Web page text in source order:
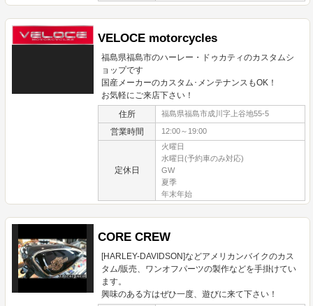
VELOCE motorcycles
福島県福島市のハーレー・ドゥカティのカスタムシ
ョップです
国産メーカーのカスタム･メンテナンスもOK！
お気軽にご来店下さい！
住所 福島県福島市成川字上谷地55-5
営業時間 12:00～19:00
定休日
火曜日
水曜日(予約車のみ対応)
GW
夏季
年末年始
CORE CREW
[HARLEY-DAVIDSON]などアメリカンバイクのカス
タム/販売、ワンオフパーツの製作などを手掛けてい
ます。
興味のある方はぜひ一度、遊びに来て下さい！